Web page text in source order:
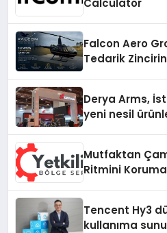
Calculator
Falcon Aero
Tedarik
Derya Arms,
yeni nesil
Mutfaktan
Ritmini
Tencent Hy3
kullanıma